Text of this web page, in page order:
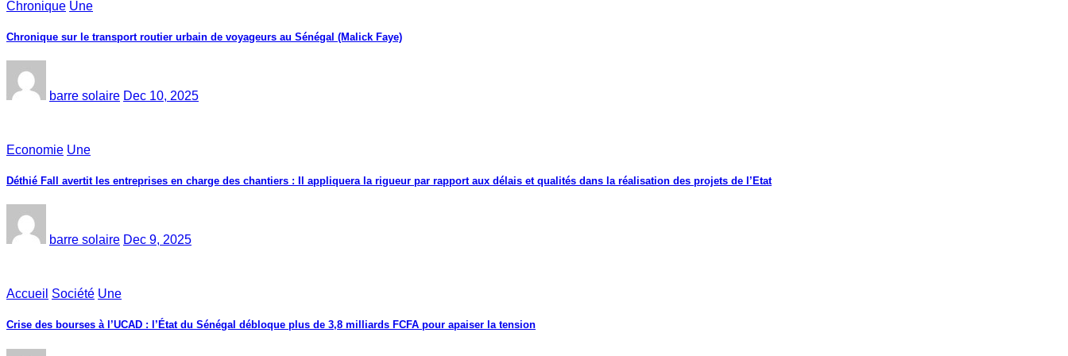
Chronique Une
Chronique sur le transport routier urbain de voyageurs au Sénégal (Malick Faye)
barre solaire Dec 10, 2025
Economie Une
Déthié Fall avertit les entreprises en charge des chantiers : Il appliquera la rigueur par rapport aux délais et qualités dans la réalisation des projets de l’Etat
barre solaire Dec 9, 2025
Accueil Société Une
Crise des bourses à l’UCAD : l’État du Sénégal débloque plus de 3,8 milliards FCFA pour apaiser la tension